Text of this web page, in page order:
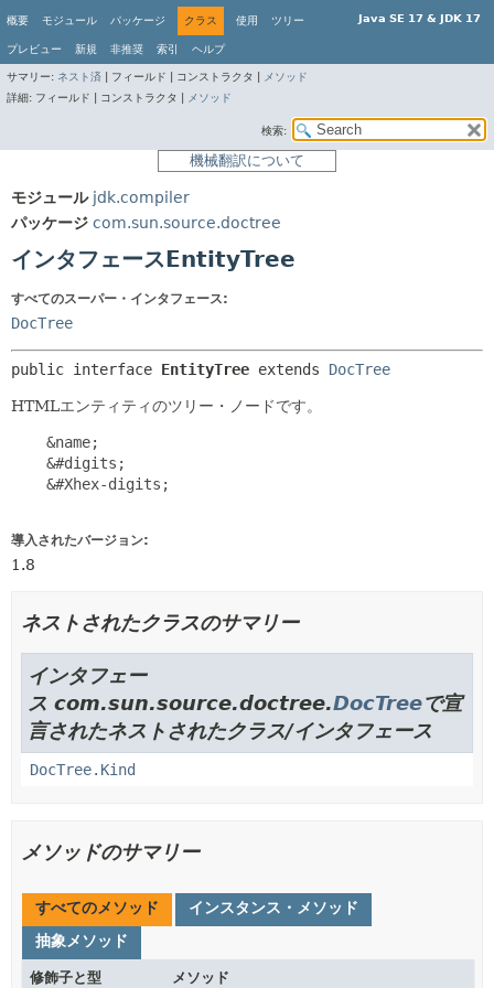
Java SE 17 & JDK 17
概要 モジュール パッケージ クラス 使用 ツリー
プレビュー 新規 非推奨 索引 ヘルプ
サマリー: ネスト済 フィールド | コンストラクタ |
メソッド
詳細: フィールド | コンストラクタ | メソッド
検索:
機械翻訳について
モジュール jdk.compiler
パッケージ com.sun.source.doctree
インタフェースEntityTree
すべてのスーパー・インタフェース:
DocTree
public interface EntityTree extends DocTree
HTMLエンティティのツリー・ノードです。
    &name;
    &#digits;
    &#Xhex-digits;
導入されたバージョン:
1.8
ネストされたクラスのサマリー
インタフェー
ス com.sun.source.doctree.DocTreeで宣
言されたネストされたクラス/インタフェース
DocTree.Kind
メソッドのサマリー
すべてのメソッド
インスタンス・メソッド
抽象メソッド
修飾子と型 メソッド